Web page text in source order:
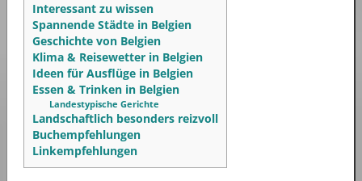
Interessant zu wissen
Spannende Städte in Belgien
Geschichte von Belgien
Klima & Reisewetter in Belgien
Ideen für Ausflüge in Belgien
Essen & Trinken in Belgien
Landestypische Gerichte
Landschaftlich besonders reizvoll
Buchempfehlungen
Linkempfehlungen